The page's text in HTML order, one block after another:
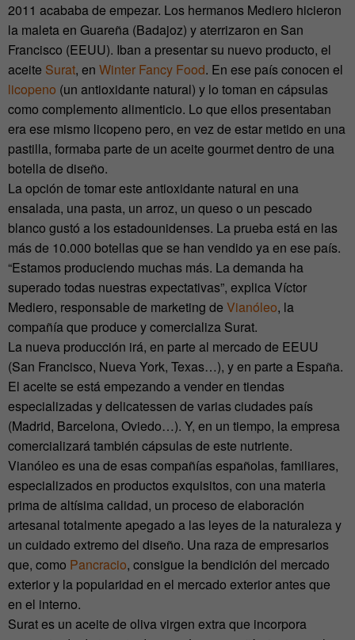
2011 acababa de empezar. Los hermanos Mediero hicieron
la maleta en Guareña (Badajoz) y aterrizaron en San
Francisco (EEUU). Iban a presentar su nuevo producto, el
aceite Surat, en Winter Fancy Food. En ese país conocen el
licopeno (un antioxidante natural) y lo toman en cápsulas
como complemento alimenticio. Lo que ellos presentaban
era ese mismo licopeno pero, en vez de estar metido en una
pastilla, formaba parte de un aceite gourmet dentro de una
botella de diseño.
La opción de tomar este antioxidante natural en una
ensalada, una pasta, un arroz, un queso o un pescado
blanco gustó a los estadounidenses. La prueba está en las
más de 10.000 botellas que se han vendido ya en ese país.
“Estamos produciendo muchas más. La demanda ha
superado todas nuestras expectativas”, explica Víctor
Mediero, responsable de marketing de Vianóleo, la
compañía que produce y comercializa Surat.
La nueva producción irá, en parte al mercado de EEUU
(San Francisco, Nueva York, Texas…), y en parte a España.
El aceite se está empezando a vender en tiendas
especializadas y delicatessen de varias ciudades país
(Madrid, Barcelona, Oviedo…). Y, en un tiempo, la empresa
comercializará también cápsulas de este nutriente.
Vianóleo es una de esas compañías españolas, familiares,
especializados en productos exquisitos, con una materia
prima de altísima calidad, un proceso de elaboración
artesanal totalmente apegado a las leyes de la naturaleza y
un cuidado extremo del diseño. Una raza de empresarios
que, como Pancracio, consigue la bendición del mercado
exterior y la popularidad en el mercado exterior antes que
en el interno.
Surat es un aceite de oliva virgen extra que incorpora